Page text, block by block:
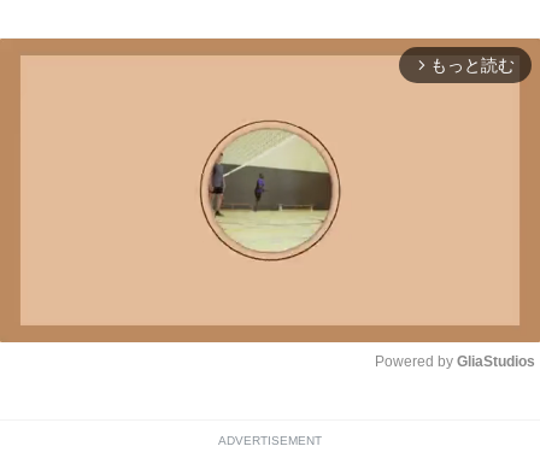
arrow_forward_ios もっと読む
Powered by GliaStudios
ADVERTISEMENT